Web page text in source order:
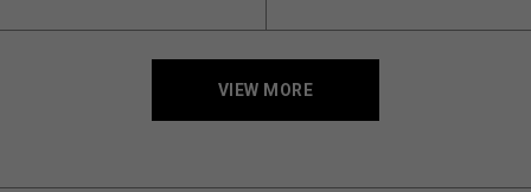
VIEW MORE